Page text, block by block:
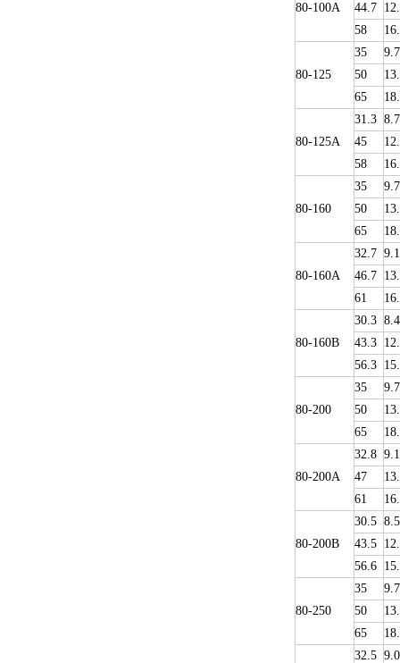
80-100A
44.7
58
80-125
35
50
65
80-125A
31.3 8.7
45
58
80-160
35
50
65
80-160A
32.7 9.1
46.7
61
80-160B
30.3 8.4
43.3
56.3
80-200
35
50
65
80-200A
32.8 9.1
47
61
80-200B
30.5 8.5
43.5
56.6
80-250
35
50
65
32.5 9.0